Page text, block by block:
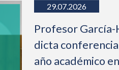
29.07.2026
Profesor
dicta
año académico